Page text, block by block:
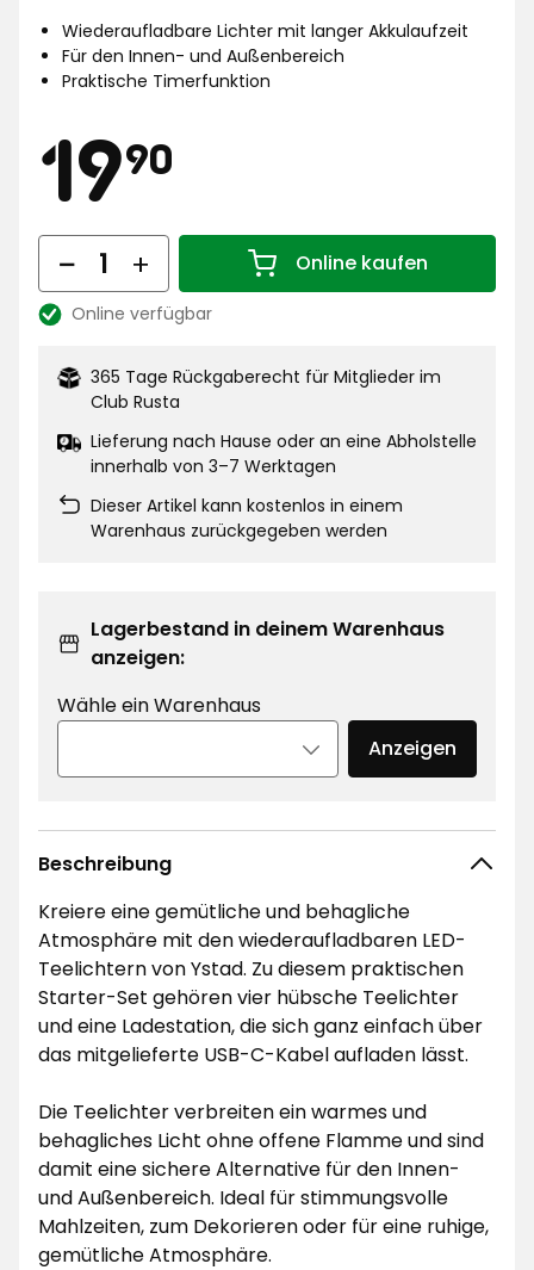
Wiederaufladbare Lichter mit langer Akkulaufzeit
Für den Innen- und Außenbereich
Praktische Timerfunktion
Preis
1990
€
Menge Online kaufen
Menge 1
Lagerbestand:
Online verfügbar
365 Tage Rückgaberecht für Mitglieder im
Club Rusta
Lieferung nach Hause oder an eine Abholstelle
innerhalb von 3–7 Werktagen
Dieser Artikel kann kostenlos in einem
Warenhaus zurückgegeben werden
Lagerbestand in deinem Warenhaus
anzeigen:
Wähle ein Warenhaus
Anzeigen
Beschreibung
Kreiere eine gemütliche und behagliche
Atmosphäre mit den wiederaufladbaren LED-
Teelichtern von Ystad. Zu diesem praktischen
Starter-Set gehören vier hübsche Teelichter
und eine Ladestation, die sich ganz einfach über
das mitgelieferte USB-C-Kabel aufladen lässt.
Die Teelichter verbreiten ein warmes und
behagliches Licht ohne offene Flamme und sind
damit eine sichere Alternative für den Innen-
und Außenbereich. Ideal für stimmungsvolle
Mahlzeiten, zum Dekorieren oder für eine ruhige,
gemütliche Atmosphäre.